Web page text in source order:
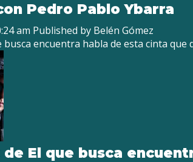
Pedro Pablo Ybarra
am Published by Belén Gómez
busca encuentra habla de esta cinta que
El que busca